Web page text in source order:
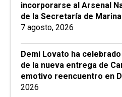
incorporarse al Arsenal
de la Secretaría de
7 agosto, 2026
Demi Lovato ha
de la nueva entrega de
emotivo reencuentro en
2026